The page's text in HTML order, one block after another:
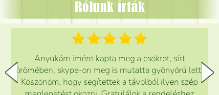
Rólunk írták
Anyukám imént kapta meg a csokrot, sírt
örömében, skype-on meg is mutatta gyönyörű lett.
Köszönöm, hogy segítettek a távolból ilyen szép